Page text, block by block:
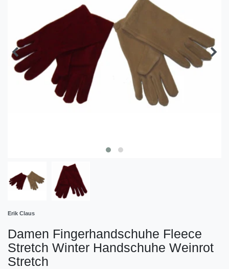
Erik Claus
Damen Fingerhandschuhe Fleece
Stretch Winter Handschuhe Weinrot
Stretch